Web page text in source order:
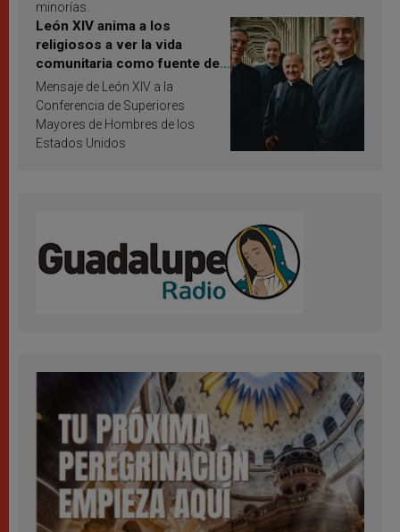
minorías.
León XIV anima a los
religiosos a ver la vida
comunitaria como fuente de
inspiración y santificación
Mensaje de León XIV a la
Conferencia de Superiores
Mayores de Hombres de los
Estados Unidos